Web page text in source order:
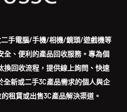
二手電腦/手機/相機/鏡頭/遊戲機等
全、便利的產品回收服務。專為個
換回收流程，提供線上詢問、快速
新或二手3C產品需求的個人與企
租賃或出售3C產品解決渠道。